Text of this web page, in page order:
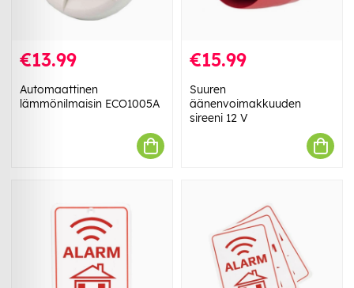
€13.99
Automaattinen
lämmönilmaisin ECO1005A
€15.99
Suuren
äänenvoimakkuuden
sireeni 12 V